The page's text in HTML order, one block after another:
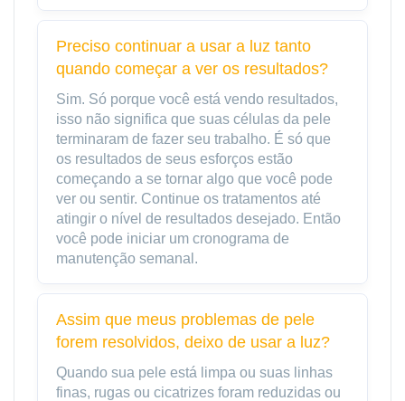
Preciso continuar a usar a luz tanto
quando começar a ver os resultados?
Sim. Só porque você está vendo resultados,
isso não significa que suas células da pele
terminaram de fazer seu trabalho. É só que
os resultados de seus esforços estão
começando a se tornar algo que você pode
ver ou sentir. Continue os tratamentos até
atingir o nível de resultados desejado. Então
você pode iniciar um cronograma de
manutenção semanal.
Assim que meus problemas de pele
forem resolvidos, deixo de usar a luz?
Quando sua pele está limpa ou suas linhas
finas, rugas ou cicatrizes foram reduzidas ou